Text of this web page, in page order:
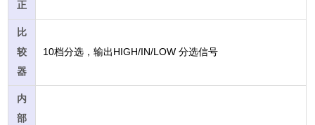
正
比
较
器
10档分选，输出 HIGH/IN/LOW分选信号
内
部